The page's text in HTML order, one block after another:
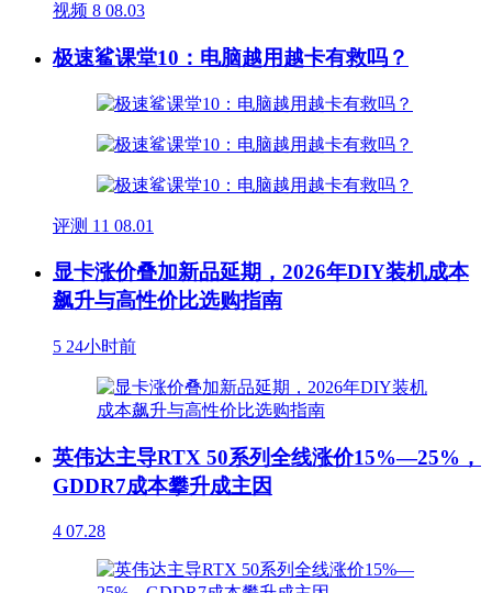
视频 8 08.03
极速鲨课堂10：电脑越用越卡有救吗？
评测 11 08.01
显卡涨价叠加新品延期，2026年DIY装机成本
飙升与高性价比选购指南
5 24小时前
英伟达主导RTX 50系列全线涨价15%—25%，
GDDR7成本攀升成主因
4 07.28